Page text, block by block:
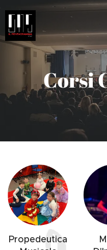
Corsi
Propedeutica